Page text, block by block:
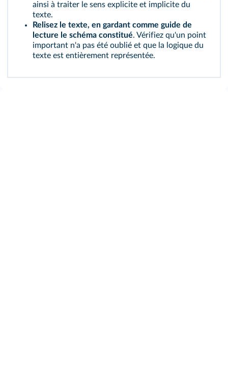
ainsi à traiter le sens explicite et implicite du
texte.
Relisez le texte, en gardant comme guide de
lecture le schéma constitué. Vérifiez qu'un point
important n'a pas été oublié et que la logique du
texte est entièrement représentée.